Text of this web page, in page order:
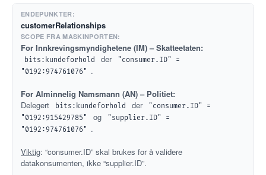
customerRelationships
For Innkrevingsmyndighetene (IM) – Skatteetaten:
bits:kundeforhold der
"consumer.ID" =
"0192:974761076"
.
For Alminnelig Namsmann (AN) – Politiet:
Delegert
bits:kundeforhold der
"consumer.ID" =
"0192:915429785"
og
"supplier.ID" =
"0192:974761076"
.
Viktig: “consumer.ID” skal brukes for å validere
datakonsumenten, ikke “supplier.ID”.